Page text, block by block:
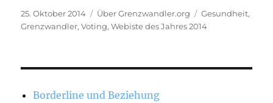
Veröffentlicht
am
25. Oktober 2014 Kategorien
Über Grenzwandler.org Schlagwörter
Gesundheit,
Grenzwandler,Voting,Webiste des Jahres 2014
Borderline und Beziehung